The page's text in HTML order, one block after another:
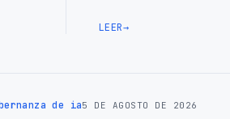
LEER→
de ia5 DE AGOSTO DE 2026